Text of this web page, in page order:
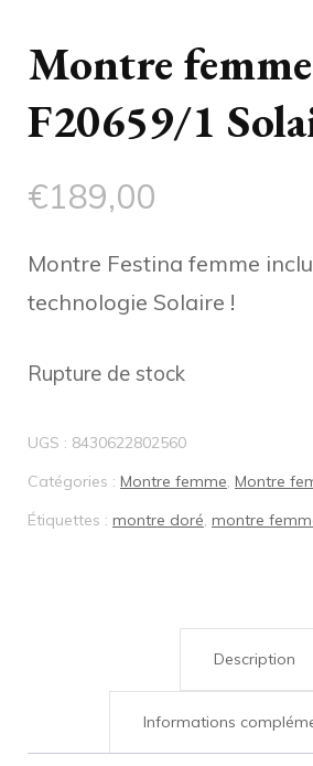
Montre
F20659/1
€189,00
Montre Festina femme
technologie Solaire !
Rupture de stock
UGS : 8430622802560
Catégories : Montre femme, Montre
Étiquettes : montre doré, montre
Description
Informations